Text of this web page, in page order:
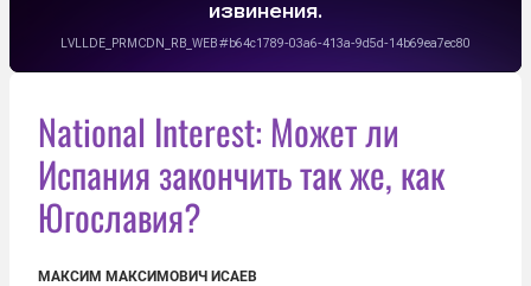
National Interest: Может ли
Испания закончить так же, как
Югославия?
МАКСИМ МАКСИМОВИЧ ИСАЕВ